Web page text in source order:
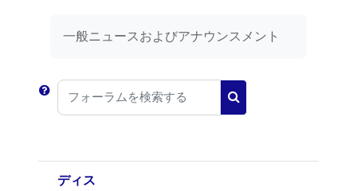
一般ニュースおよびアナウンスメント
フォーラムを検索する
フォーラムを検索する
ディス